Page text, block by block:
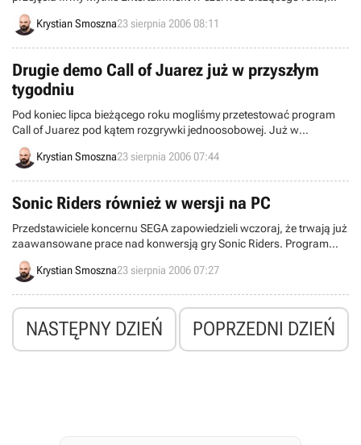
amerykański potentat zainteresował się studiem Phenomic Game
Development, znanym z produkcji cyklu SpellForce.
Krystian Smoszna23 sierpnia 2006 08:11
Drugie demo Call of Juarez już w przyszłym
tygodniu
Pod koniec lipca bieżącego roku mogliśmy przetestować program
Call of Juarez pod kątem rozgrywki jednoosobowej. Już w
przyszłym tygodniu wszyscy gracze zainteresowani potyczkami na
Dzikim Zachodzie, wezmą w obroty kolejne demo, tym razem
Krystian Smoszna23 sierpnia 2006 07:44
Sonic Riders również w wersji na PC
Przedstawiciele koncernu SEGA zapowiedzieli wczoraj, że trwają już
zaawansowane prace nad konwersją gry Sonic Riders. Program
zostanie przeniesiony na PC.
Krystian Smoszna23 sierpnia 2006 07:27
NASTĘPNY DZIEŃ POPRZEDNI DZIEŃ